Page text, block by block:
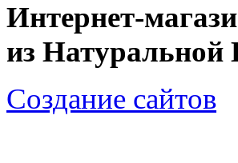
Интернет-
из Натуральной
Создание сайтов